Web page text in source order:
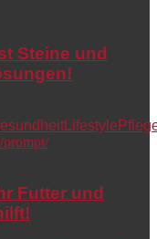
Steine und
Lifestyle
Futter und